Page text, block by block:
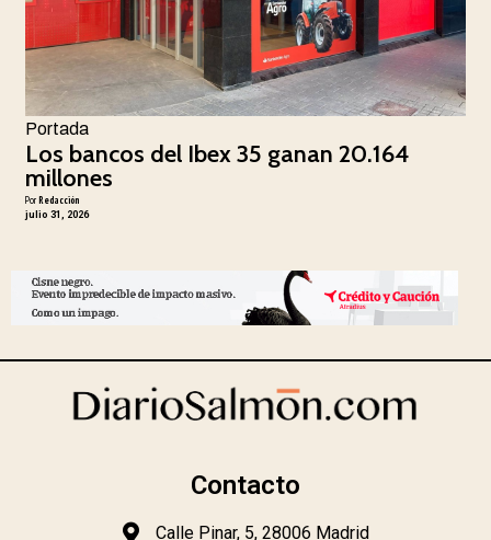
Portada
Los bancos del Ibex 35 ganan 20.164
millones
PorRedacción
julio 31, 2026
Contacto
Calle Pinar, 5, 28006 Madrid